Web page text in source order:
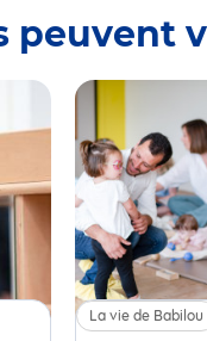
peuvent
La vie de Babilou